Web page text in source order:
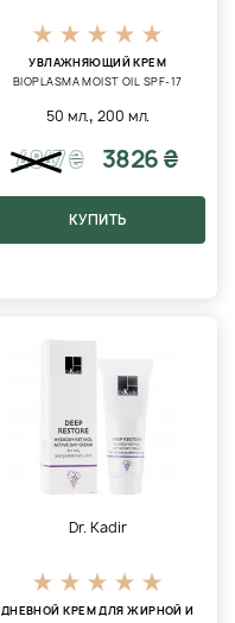
УВЛАЖНЯЮЩИЙ КРЕМ
BIOPLASMA MOIST OIL SPF-17
50 мл., 200 мл.
4847₴ 3826 ₴
КУПИТЬ
Dr. Kadir
ДНЕВНОЙ КРЕМ ДЛЯ ЖИРНОЙ И